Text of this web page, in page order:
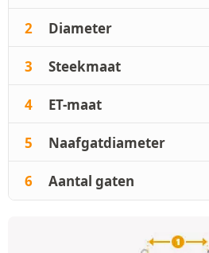
2 Diameter
3 Steekmaat
4 ET-maat
5 Naafgatdiameter
6 Aantal gaten